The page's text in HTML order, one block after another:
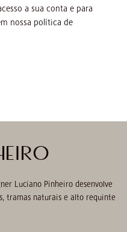
a sua conta e para
nossa política de
Luciano Pinheiro desenvolve
tramas naturais e alto requinte